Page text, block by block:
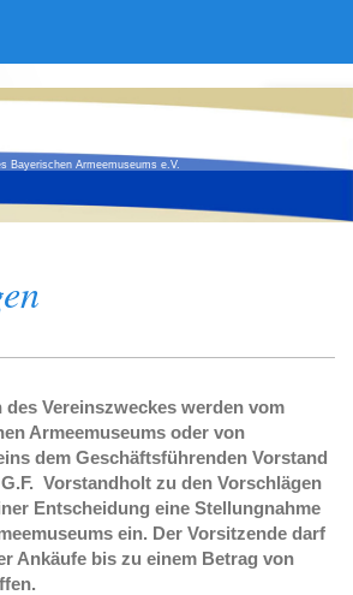
Bayerischen Armeemuseums e.V.
des Vereinszweckes werden vom
Armeemuseums oder von
dem Geschäftsführenden Vorstand
Vorstandholt zu den Vorschlägen
Entscheidung eine Stellungnahme
ein. Der Vorsitzende darf
Ankäufe bis zu einem Betrag von